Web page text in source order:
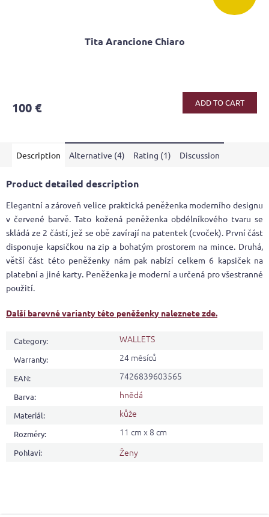
Tita Arancione Chiaro
rating
of
stars.
100 € ADD TO CART
Description Alternative (4) Rating (1) Discussion
Product detailed description
Elegantní a zároveň velice praktická peněženka moderního designu
v červené barvě. Tato kožená peněženka obdélníkového tvaru se
skládá ze 2 částí, jež se obě zavírají na patentek (cvoček). První část
disponuje kapsičkou na zip a bohatým prostorem na mince. Druhá,
větší část této peněženky nám pak nabízí celkem 6 kapsiček na
platební a jiné karty. Peněženka je moderní a určená pro všestranné
použití.
Další barevné varianty této peněženky naleznete zde.
Category: WALLETS
Warranty: 24 měsíců
EAN: 7426839603565
Barva: hnědá
Materiál: kůže
Rozměry: 11 cm x 8 cm
Pohlaví: Ženy